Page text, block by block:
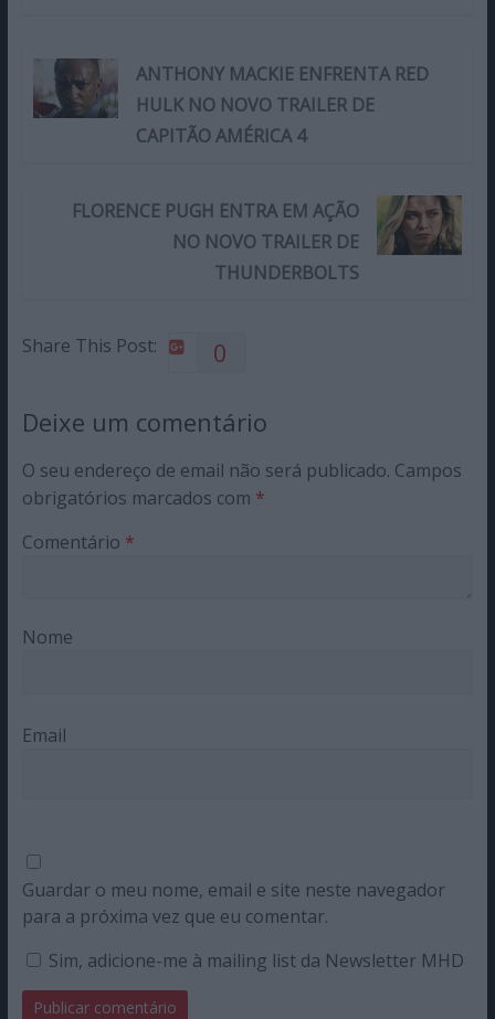
ANTHONY MACKIE ENFRENTA RED
HULK NO NOVO TRAILER DE
CAPITÃO AMÉRICA 4
FLORENCE PUGH ENTRA EM AÇÃO
NO NOVO TRAILER DE
THUNDERBOLTS
Share This Post: 0
Deixe um comentário
O seu endereço de email não será publicado. Campos
obrigatórios marcados com *
Comentário *
Nome
Email
Guardar o meu nome, email e site neste navegador
para a próxima vez que eu comentar.
Sim, adicione-me à mailing list da Newsletter MHD